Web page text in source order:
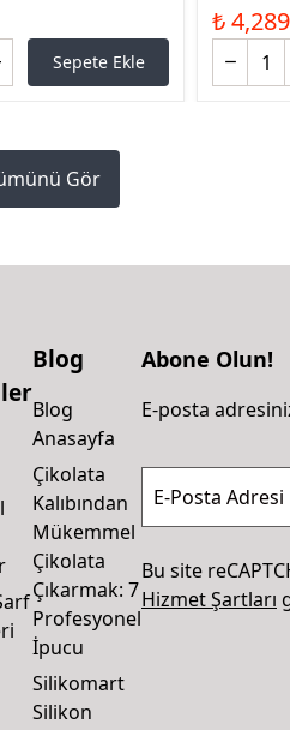
Sepete Ekle
₺
Gör
Blog
Blog
Anasayfa
Çikolata
Kalıbından
Mükemmel
Çikolata
Çıkarmak: 7
Profesyonel
İpucu
Silikomart
Silikon
Abone Olun!
E-posta
E-Posta Adresi
Bu site
Hizmet Şartları